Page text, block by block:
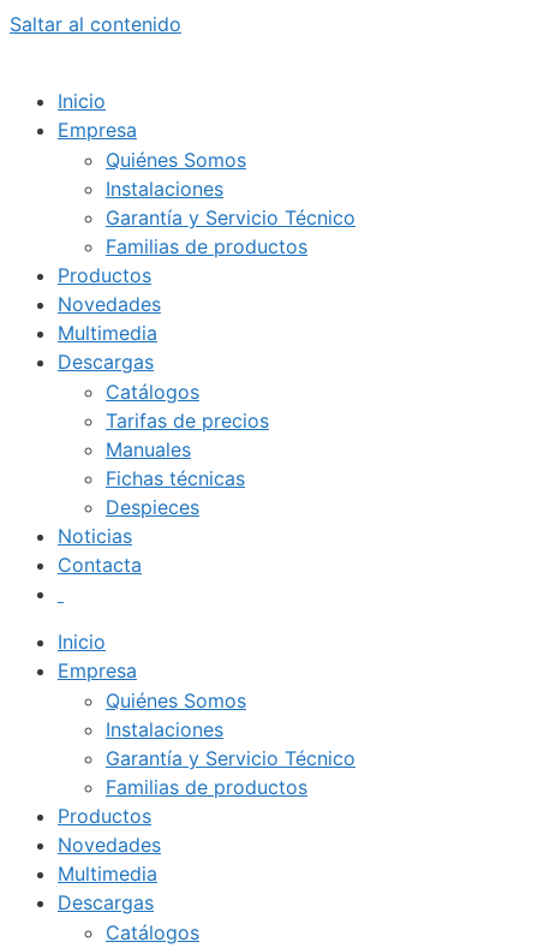
Saltar al contenido
Inicio
Empresa
Quiénes Somos
Instalaciones
Garantía y Servicio Técnico
Familias de productos
Productos
Novedades
Multimedia
Descargas
Catálogos
Tarifas de precios
Manuales
Fichas técnicas
Despieces
Noticias
Contacta
Inicio
Empresa
Quiénes Somos
Instalaciones
Garantía y Servicio Técnico
Familias de productos
Productos
Novedades
Multimedia
Descargas
Catálogos